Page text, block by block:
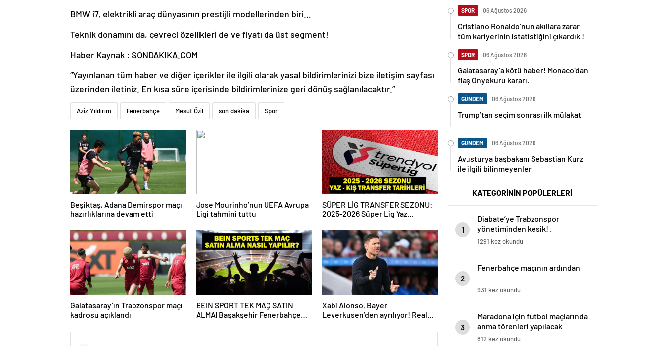
BMW i7, elektrikli araç dünyasının prestijli modellerinden biri…
Teknik donamını da, çevreci özellikleri de ve fiyatı da üst segment!
Haber Kaynak : SONDAKIKA.COM
“Yayınlanan tüm haber ve diğer içerikler ile ilgili olarak yasal bildirimlerinizi bize iletişim sayfası
üzerinden iletiniz. En kısa süre içerisinde bildirimlerinize geri dönüş sağlanılacaktır.”
Aziz Yıldırım Fenerbahçe Mesut Özil son dakika Spor
Beşiktaş, Adana Demirspor maçı
hazırlıklarına devam etti
Jose Mourinho’nun UEFA Avrupa
Ligi tahmini tuttu
SÜPER LİG TRANSFER SEZONU:
2025-2026 Süper Lig Yaz
Başlayacak? Kış Transfer Sezonu
Ne Zaman Başlayacak? TFF
Açıkladı!
Galatasaray’ın Trabzonspor maçı
kadrosu açıklandı
BEIN SPORT TEK MAÇ SATIN
ALMA| Başakşehir Fenerbahçe
alma nasıl yapılır?
Xabi Alonso, Bayer
Leverkusen’den ayrılıyor! Real
SPOR 06 Ağustos 2026
Cristiano Ronaldo’nun akıllara zarar
tüm kariyerinin istatistiğini çıkardık !
SPOR 06 Ağustos 2026
Galatasaray’a kötü haber! Monaco’dan
flaş Onyekuru kararı.
GÜNDEM 06 Ağustos 2026
Trump’tan seçim sonrası ilk mülakat
GÜNDEM 06 Ağustos 2026
Avusturya başbakanı Sebastian Kurz
ile ilgili bilinmeyenler
KATEGORİNİN POPÜLERLERİ
1
Diabate’ye Trabzonspor
yönetiminden kesik! .
1291 kez okundu
2
Fenerbahçe maçının ardından
931 kez okundu
3
Maradona için futbol maçlarında
anma törenleri yapılacak
812 kez okundu